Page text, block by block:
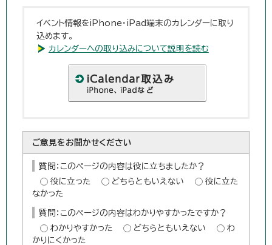
イベント情報をiPhone・iPad端末のカレンダーに取り
込めます。
カレンダーへの取り込みについて説明を読む
ご意見をお聞かせください
質問：このページの内容は役に立ちましたか？
役に立った
どちらともいえない
役に立た
なかった
質問：このページの内容はわかりやすかったですか？
わかりやすかった
どちらともいえない
わ
かりにくかった